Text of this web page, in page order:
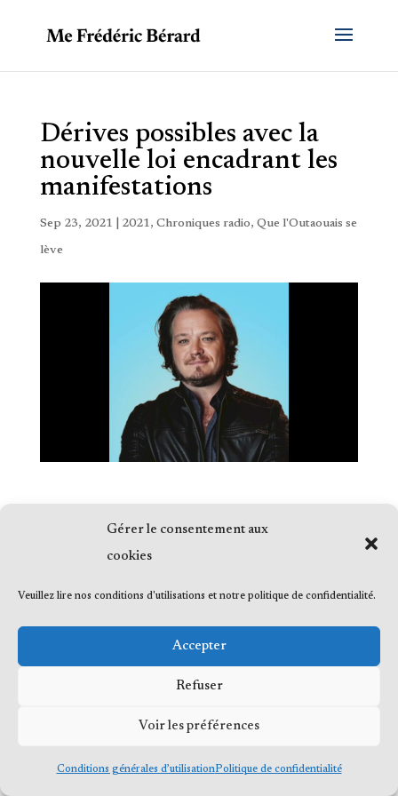
Gérer le consentement aux
cookies
Veuillez lire nos conditions d'utilisations et notre politique de confidentialité.
Accepter
Refuser
Voir les préférences
Conditions générales d’utilisationPolitique de confidentialité
Dérives possibles avec la
nouvelle loi encadrant les
manifestations
Sep 23, 2021 2021, Chroniques radio, Que l'Outaouais se
lève
réservés